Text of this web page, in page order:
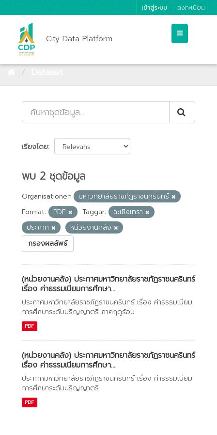
เข้าสู่ระบบ ลงทะเบียน
City Data Platform
เรียงโดย
พบ 2 ชุดข้อมูล
Organisationer:
มหาวิทยาลัยราชภัฏราชนครินทร์
Format:
PDF Taggar:
ฉะเชิงเทรา
ประกาศ
หน่วยงานคลัง
กรองผลลัพธ์
(หน่วยงานคลัง) ประกาศมหาวิทยาลัยราชภัฏราชนครินทร์
เรื่อง ค่าธรรมเนียมการศึกษา...
ประกาศมหาวิทยาลัยราชภัฏราชนครินทร์ เรื่อง ค่าธรรมเนียม
การศึกษาระดับปริญญาตรี ภาคฤดูร้อน
PDF
(หน่วยงานคลัง) ประกาศมหาวิทยาลัยราชภัฏราชนครินทร์
เรื่อง ค่าธรรมเนียมการศึกษา...
ประกาศมหาวิทยาลัยราชภัฏราชนครินทร์ เรื่อง ค่าธรรมเนียม
การศึกษาระดับปริญญาตรี
PDF